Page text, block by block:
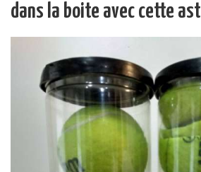
dans la boite avec cette